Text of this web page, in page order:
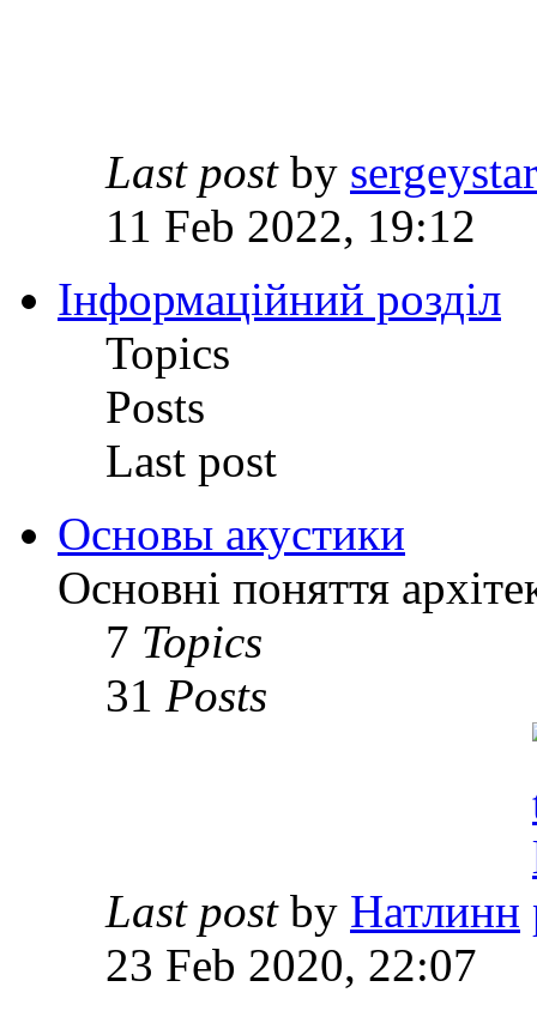
Last postby
11 Feb 2022, 19:12
Інформаційний розділ
Topics
Posts
Last post
Основы акустики
Основні поняття
7 Topics
31 Posts
Last postby Натлинн
23 Feb 2020, 22:07